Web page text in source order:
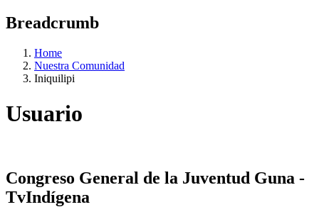
Breadcrumb
Home
Nuestra Comunidad
Iniquilipi
Usuario
Congreso General de la Juventud Guna -
TvIndígena